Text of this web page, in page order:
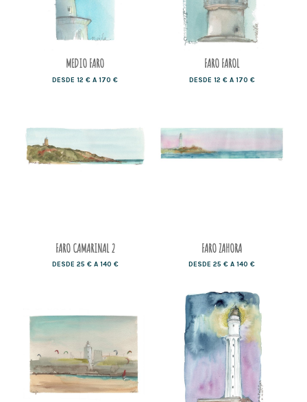
MEDIO FARO
DESDE 12 € A 170 €
FARO FAROL
DESDE 12 € A 170 €
FARO CAMARINAL 2
DESDE 25 € A 140 €
FARO ZAHORA
DESDE 25 € A 140 €